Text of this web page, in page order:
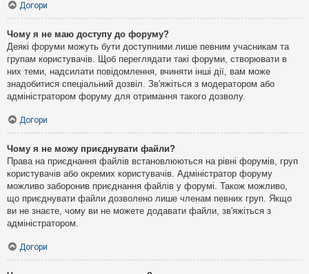
Догори
Чому я не маю доступу до форуму?
Деякі форуми можуть бути доступними лише певним учасникам та
групам користувачів. Щоб переглядати такі форуми, створювати в
них теми, надсилати повідомлення, вчиняти інші дії, вам може
знадобитися спеціальний дозвіл. Зв'яжіться з модератором або
адміністратором форуму для отримання такого дозволу.
Догори
Чому я не можу приєднувати файли?
Права на приєднання файлів встановлюються на рівні форумів, груп
користувачів або окремих користувачів. Адміністратор форуму
можливо заборонив приєднання файлів у форумі. Також можливо,
що приєднувати файли дозволено лише членам певних груп. Якщо
ви не знаєте, чому ви не можете додавати файли, зв'яжіться з
адміністратором.
Догори